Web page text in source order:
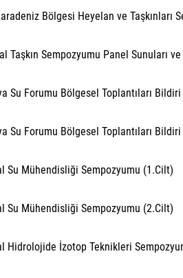
Bölgesi Heyelan ve Taşkınları
Taşkın Sempozyumu Panel Sunuları
Su Forumu Bölgesel Toplantıları Bildiri
Su Forumu Bölgesel Toplantıları
Su Mühendisliği Sempozyumu (1.Cilt)
Su Mühendisliği Sempozyumu (2.Cilt)
Hidrolojide İzotop Teknikleri